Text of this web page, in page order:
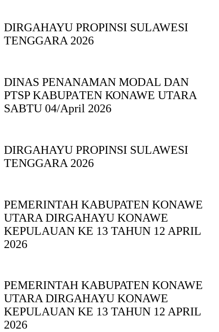
DIRGAHAYU PROPINSI SULAWESI
TENGGARA 2026
DINAS PΕΝΑΝΑΜAN MODAL DAN
PTSP KABUPAΤΕΝ ΚΟNAWE UTARA
SABTU 04/April 2026
DIRGAHAYU PROPINSI SULAWESI
TENGGARA 2026
PEMERINTAH KABUPATEN KONAWE
UTARA DIRGAHAYU KONAWE
KEPULAUAN KE 13 TAHUN 12 APRIL
2026
PEMERINTAH KABUPATEN KONAWE
UTARA DIRGAHAYU KONAWE
KEPULAUAN KE 13 TAHUN 12 APRIL
2026